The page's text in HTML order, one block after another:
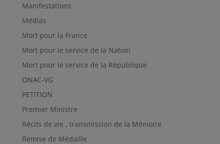
Manifestations
Médias
Mort pour la France
Mort pour le service de la Nation
Mort pour le service de la République
ONAC-VG
PETITION
Premier Ministre
Récits de vie , transmission de la Mémoire
Remise de Médaille